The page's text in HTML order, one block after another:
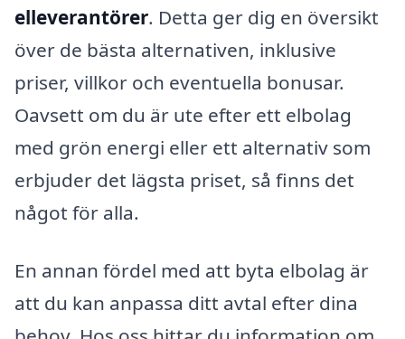
elleverantörer. Detta ger dig en översikt
över de bästa alternativen, inklusive
priser, villkor och eventuella bonusar.
Oavsett om du är ute efter ett elbolag
med grön energi eller ett alternativ som
erbjuder det lägsta priset, så finns det
något för alla.
En annan fördel med att byta elbolag är
att du kan anpassa ditt avtal efter dina